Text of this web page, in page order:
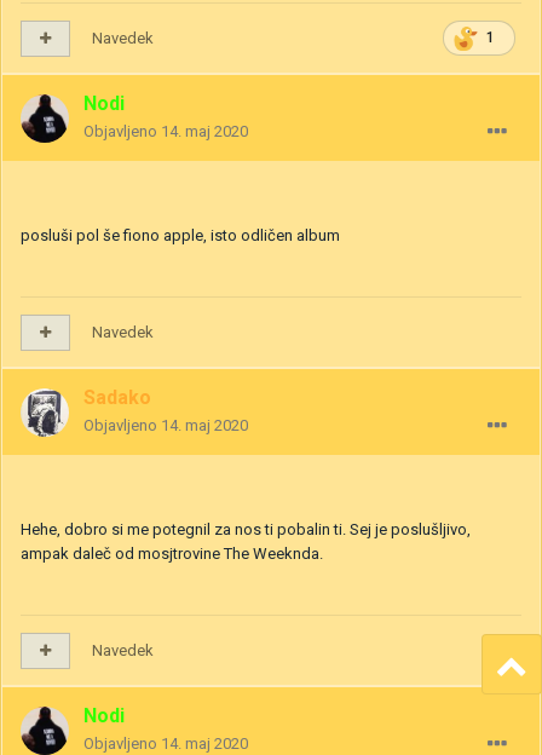
1
Navedek
Nodi
Objavljeno 14. maj 2020
posluši pol še fiono apple, isto odličen album
Navedek
Sadako
Objavljeno 14. maj 2020
Hehe, dobro si me potegnil za nos ti pobalin ti. Sej je poslušljivo,
ampak daleč od mosjtrovine The Weeknda.
Navedek
Nodi
Objavljeno 14. maj 2020